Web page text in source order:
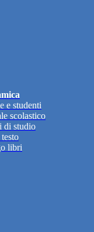
e studenti
scolastico
di studio
libri